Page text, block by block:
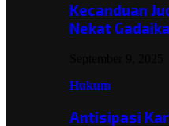
Kecanduan
Nekat
Hukum
Antisipasi